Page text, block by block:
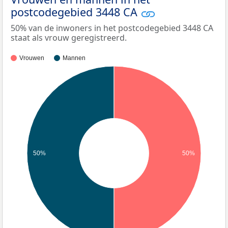
postcodegebied 3448 CA
50% van de inwoners in het postcodegebied 3448 CA
staat als vrouw geregistreerd.
Vrouwen Mannen
50% 50%